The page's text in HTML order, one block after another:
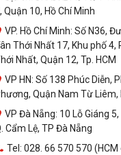
Quận 10, Hồ Chí Minh
VP. Hồ Chí Minh: Số N36,
Thới Nhất 17, Khu phố 4,
Nhất, Quận 12, Tp. HCM
VP HN: Số 138 Phúc Diễn,
Quận Nam Từ Liêm,
VP Đà Nẵng: 10 Lỗ Giáng 5,
Cẩm Lệ, TP Đà Nẵng
Tel: 028. 66 570 570